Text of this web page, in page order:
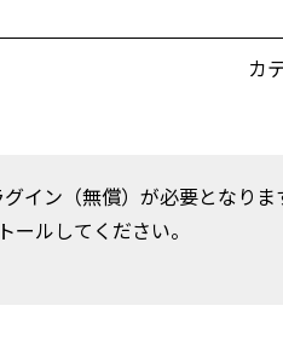
カ
イン（無償）が必要となり
ルしてください。